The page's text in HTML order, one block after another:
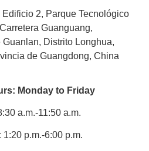
2, Parque Tecnológico
Guanguang,
Distrito Longhua,
de Guangdong, China
Monday to Friday
a.m.-11:50 a.m.
1:20 p.m.-6:00 p.m.